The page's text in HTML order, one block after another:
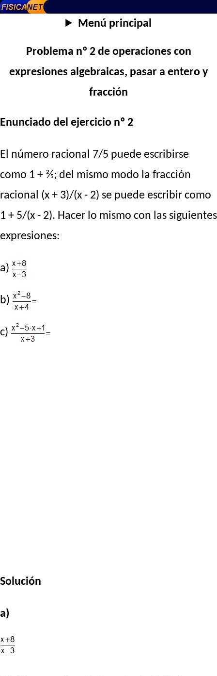
Menú principal
Problema nº 2 de operaciones con
expresiones algebraicas, pasar a entero y
fracción
Enunciado del ejercicio nº 2
El número racional 7/5 puede escribirse
como 1 + ⅖; del mismo modo la fracción
racional (x + 3)/(x - 2) se puede escribir como
1 + 5/(x - 2). Hacer lo mismo con las siguientes
expresiones:
a)
b)
c)
Solución
a)